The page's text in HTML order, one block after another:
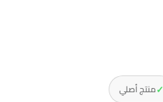
✓منتج أصلي